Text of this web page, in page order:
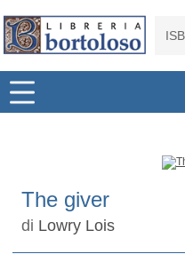
The giver
di Lowry Lois